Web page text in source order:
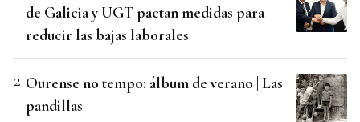
de Galicia y UGT pactan medidas para
reducir las bajas laborales
Ourense no tempo: álbum de verano | Las
pandillas